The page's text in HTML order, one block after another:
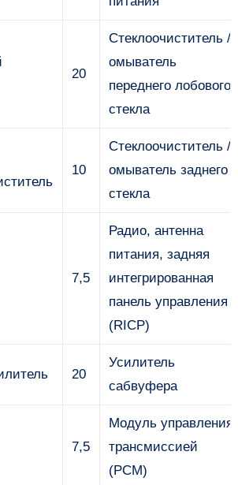
20
Стеклоочиститель /
омыватель
переднего лобового
стекла
10
Стеклоочиститель /
омыватель заднего
стекла
7,5
Радио, антенна
питания, задняя
интегрированная
панель управления
(RICP)
20
Усилитель
сабвуфера
7,5
Модуль управления
трансмиссией
(PCM)